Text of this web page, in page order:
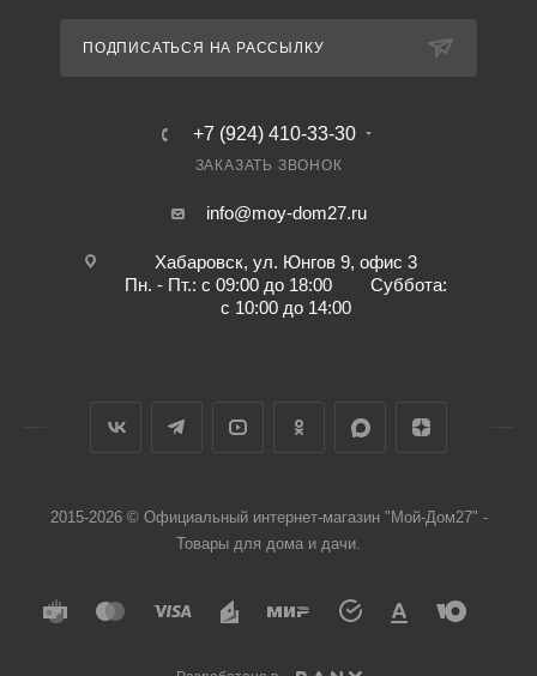
ПОДПИСАТЬСЯ НА РАССЫЛКУ
+7 (924) 410-33-30
ЗАКАЗАТЬ ЗВОНОК
info@moy-dom27.ru
Хабаровск, ул. Юнгов 9, офис 3
Пн. - Пт.: с 09:00 до 18:00 Суббота:
с 10:00 до 14:00
2015-2026 © Официальный интернет-магазин "Мой-Дом27" -
Товары для дома и дачи.